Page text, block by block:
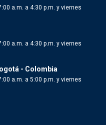
a.m. a 4:30 p.m. y viernes
a.m. a 4:30 p.m. y viernes
- Colombia
a.m. a 5:00 p.m. y viernes